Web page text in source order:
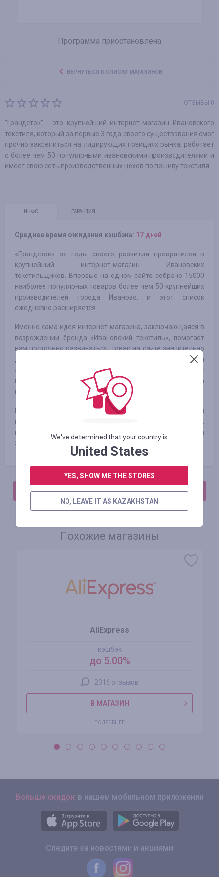
Программа приостановлена
ВЕРНУТЬСЯ К СПИСКУ МАГАЗИНОВ
ОТЗЫВЫ 0
"Грандсток" - это крупнейший интернет-магазин Ивановского
текстиля, который за первые 3 года своего существования смог
прочно закрепиться на лидирующих позициях рынка, работает
с более чем 50 популярными ивановскими производителями и
имеет свою сеть производственных цехов по пошиву текстиля.
ИНФО ГАРАНТИЯ
Среднее время ожидания кэшбэка: 17 дней
«Грандсток» за годы своего развития превратился в
крупнейший интернет-магазин Ивановских
текстильщиков. Впервые на одном сайте собрано 15000
наиболее популярных товаров более чем 50 крупнейших
производителей города Иваново, и этот список
ежедневно расширяется.
Именно сама идея интернет-магазина, заключающаяся в
возрождении бренда «Ивановский текстиль», помогает
нам постоянно развиваться. Товар на сайте значительно
дешевле китайских и турецких аналогов, не уступая при
этом им по качеству, благодаря отечественному
производству и независимости от колебания курса
валют.
Партнерская программа распространяется на все товары
на нашем сайте – это текстиль, трикотаж (женский,
мужской, детский) и ювелирные изделия производства
завода «Красная Пресня» (бижутерия и серебро).
АВТОРИЗИРУЙТЕСЬ, ЧТОБЫ ОСТАВИТЬ ОТЗЫВ
Похожие магазины
AliExpress
кэшбэк
до 5.00%
2316 отзывов
В МАГАЗИН
ПОДРОБНЕЕ
Больше скидок в нашем мобильном приложении
Следите за новостями и акциями
We've determined that your country is
United States
YES, SHOW ME THE STORES
NO, LEAVE IT AS KAZAKHSTAN